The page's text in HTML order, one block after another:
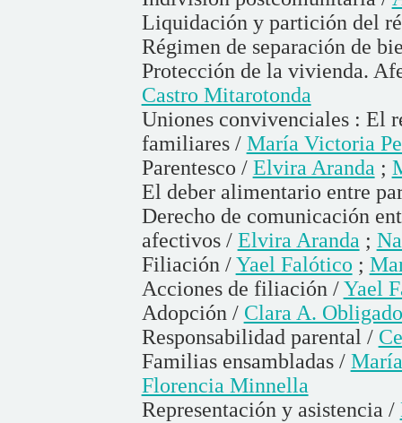
Liquidación y partición del
Régimen de separación de
Protección de la vivienda.
Castro Mitarotonda
Uniones convivenciales : El
familiares / María Victoria
Parentesco / Elvira Aranda;
El deber alimentario entre
Derecho de comunicación
afectivos / Elvira Aranda;
Filiación /Yael Falótico ;
Acciones de filiación /Yael
Adopción / Clara A. Obligado
Responsabilidad parental /
Familias ensambladas /
Florencia Minnella
Representación y asistencia /